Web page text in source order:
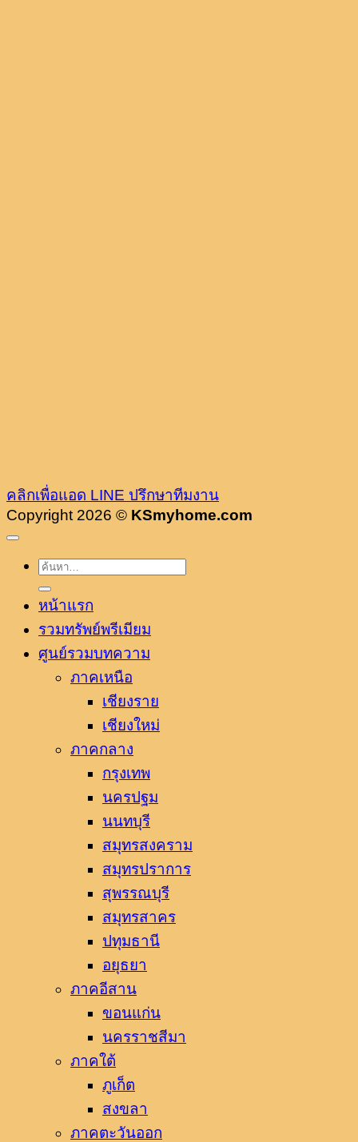
คลิกเพื่อแอด LINE ปรึกษาทีมงาน
Copyright 2026 © KSmyhome.com
หน้าแรก
รวมทรัพย์พรีเมียม
ศูนย์รวมบทความ
ภาคเหนือ
เชียงราย
เชียงใหม่
ภาคกลาง
กรุงเทพ
นครปฐม
นนทบุรี
สมุทรสงคราม
สมุทรปราการ
สุพรรณบุรี
สมุทรสาคร
ปทุมธานี
อยุธยา
ภาคอีสาน
ขอนแก่น
นครราชสีมา
ภาคใต้
ภูเก็ต
สงขลา
ภาคตะวันออก